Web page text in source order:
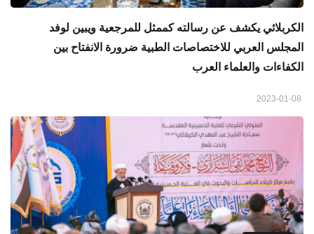
الكربلائي يكشف عن رسالته كممثل للمرجعية ويبين لوفد
المجلس العربي للاختصاصات الطبية ضرورة الانفتاح بين
الكفاءات والعلماء العرب